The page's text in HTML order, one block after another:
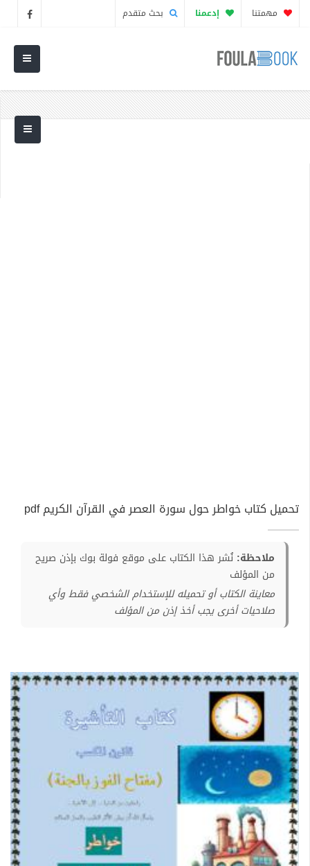
مهمتنا إدعمنا بحث متقدم
تحميل كتاب خواطر حول سورة العصر في القرآن الكريم pdf
ملاحظة: نُشر هذا الكتاب على موقع فولة بوك بإذن صريح
من المؤلف
معاينة الكتاب أو تحميله للإستخدام الشخصي فقط وأي
صلاحيات أخرى يجب أخذ إذن من المؤلف